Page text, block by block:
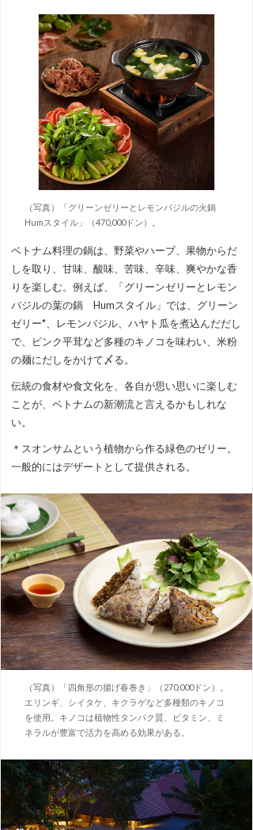
（写真）「グリーンゼリーとレモンバジルの火鍋
Humスタイル」（470,000ドン）。
ベトナム料理の鍋は、野菜やハーブ、果物からだ
しを取り、甘味、酸味、苦味、辛味、爽やかな香
りを楽しむ。例えば、「グリーンゼリーとレモン
バジルの葉の鍋 Humスタイル」では、グリーン
ゼリー*、レモンバジル、ハヤト瓜を煮込んだだし
で、ピンク平茸など多種のキノコを味わい、米粉
の麺にだしをかけて〆る。
伝統の食材や食文化を、各自が思い思いに楽しむ
ことが、ベトナムの新潮流と言えるかもしれな
い。
＊スオンサムという植物から作る緑色のゼリー。
一般的にはデザートとして提供される。
（写真）「四角形の揚げ春巻き」（270,000ドン）。
エリンギ、シイタケ、キクラゲなど多種類のキノコ
を使用。キノコは植物性タンパク質、ビタミン、ミ
ネラルが豊富で活力を高める効果がある。